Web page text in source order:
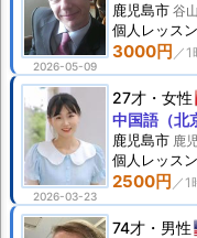
2026-05-09
3000円
鹿児島市 谷
個人 レッスン
2026-03-23
27才 女性
2500円
中国語（北
鹿児島市 鹿
個人 レッスン
74才 男性